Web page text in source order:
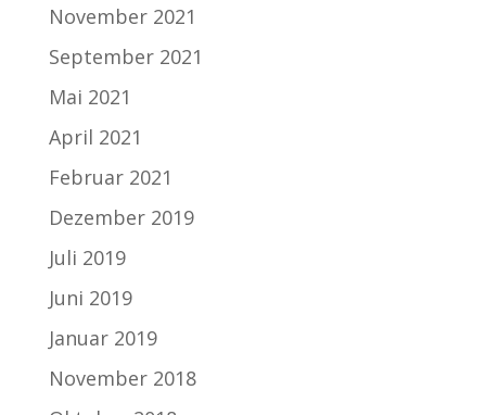
November 2021
September 2021
Mai 2021
April 2021
Februar 2021
Dezember 2019
Juli 2019
Juni 2019
Januar 2019
November 2018